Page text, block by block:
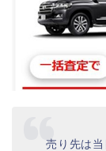
売り先は当